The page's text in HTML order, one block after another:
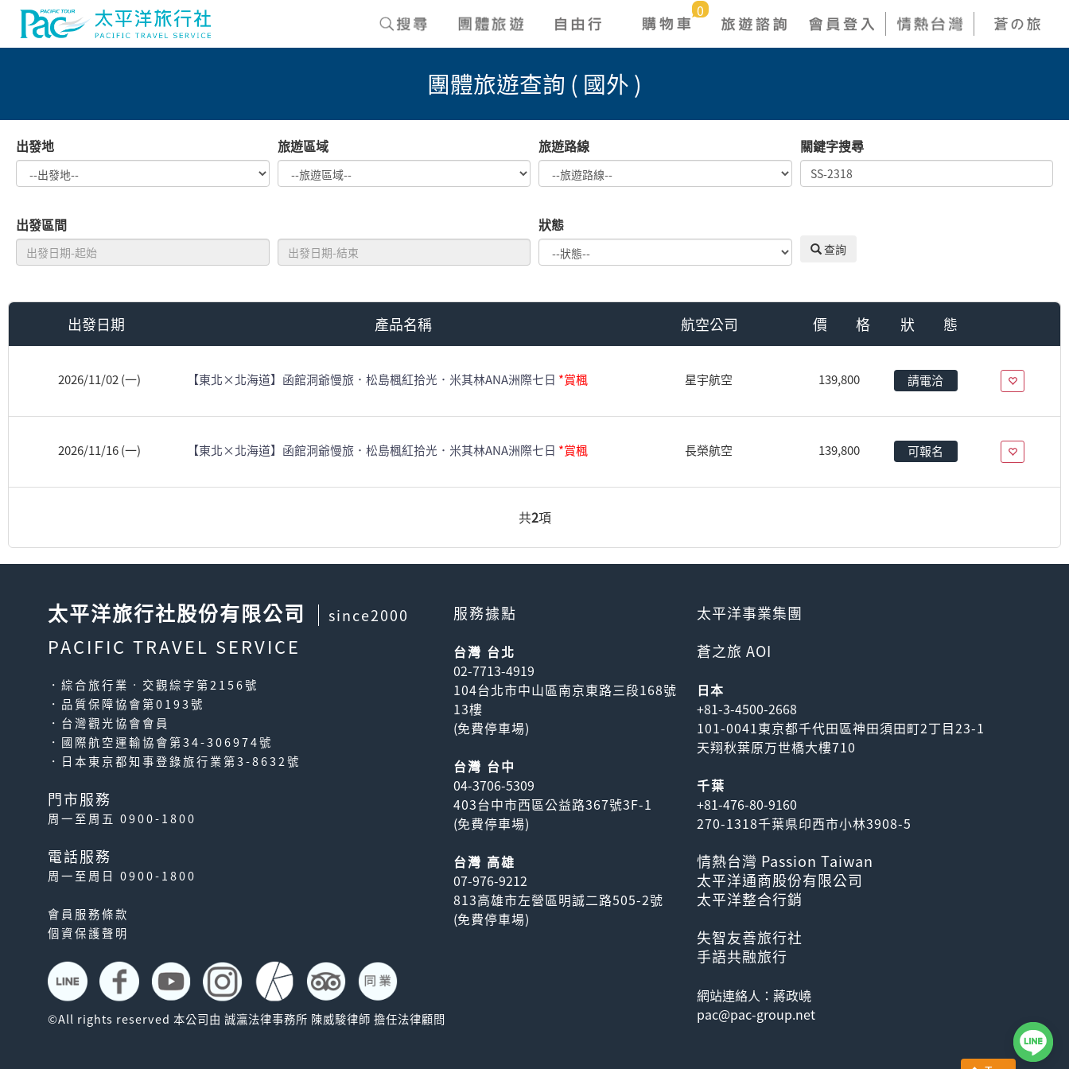
0
團體旅遊查詢 ( 國外 )
出發地 旅遊區域 旅遊路線 關鍵字搜尋
出發區間 狀態
查詢
出發日期 產品名稱 航空公司 價 格 狀 態
2026/11/02 (一) 【東北×北海道】函館洞爺慢旅．松島楓紅拾光．米其林ANA洲際七日 *賞楓 星宇航空 139,800 請電洽
2026/11/16 (一) 【東北×北海道】函館洞爺慢旅．松島楓紅拾光．米其林ANA洲際七日 *賞楓 長榮航空 139,800 可報名
共2項
太平洋旅行社股份有限公司 since2000
PACIFIC TRAVEL SERVICE
．綜合旅行業‧交觀綜字第2156號
．品質保障協會第0193號
．台灣觀光協會會員
．國際航空運輸協會第34-306974號
．日本東京都知事登錄旅行業第3-8632號
門市服務
周一至周五 0900-1800
電話服務
周一至周日 0900-1800
會員服務條款
個資保護聲明
©All rights reserved 本公司由 誠瀛法律事務所 陳威駿律師 擔任法律顧問
服務據點
台灣 台北
02-7713-4919
104台北市中山區南京東路三段168號
13樓
(免費停車場)
台灣 台中
04-3706-5309
403台中市西區公益路367號3F-1
(免費停車場)
台灣 高雄
07-976-9212
813高雄市左營區明誠二路505-2號
(免費停車場)
太平洋事業集團
蒼之旅 AOI
日本
+81-3-4500-2668
101-0041東京都千代田區神田須田町2丁目23-1
天翔秋葉原万世橋大樓710
千葉
+81-476-80-9160
270-1318千葉県印西市小林3908-5
情熱台灣 Passion Taiwan
太平洋通商股份有限公司
太平洋整合行銷
失智友善旅行社
手語共融旅行
網站連絡人：蔣政嶢
pac@pac-group.net